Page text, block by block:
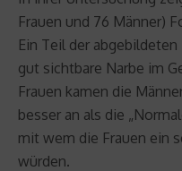
Frauen und 76 Männer)
Ein Teil der
gut sichtbare Narbe im
Frauen kamen die
besser an als die
mit wem die Frauen ein
würden.